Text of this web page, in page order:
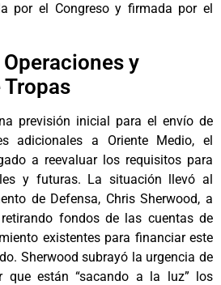
por el Congreso y firmada por el
y
Tropas
previsión inicial para el envío de
adicionales a Oriente Medio, el
a reevaluar los requisitos para
y futuras. La situación llevó al
de Defensa, Chris Sherwood, a
fondos de las cuentas de
existentes para financiar este
Sherwood subrayó la urgencia de
que están “sacando a la luz” los